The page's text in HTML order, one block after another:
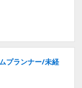
プランナー/未経